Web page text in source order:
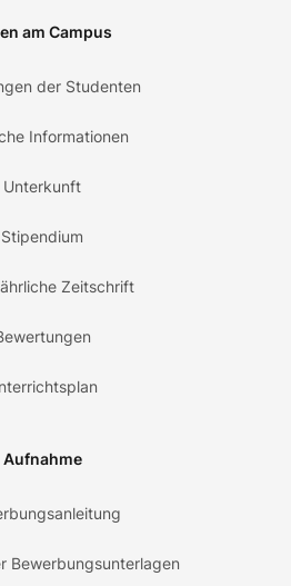
am Campus
der Studenten
Informationen
Unterkunft
Stipendium
Zeitschrift
Aufnahme
Bewerbungsunterlagen